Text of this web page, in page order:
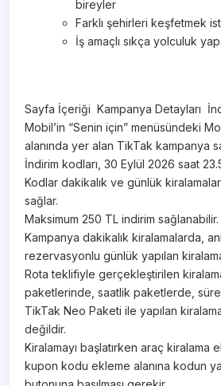
bireyler
Farklı şehirleri keşfetmek
İş amaçlı sıkça yolculuk
Sayfa İçeriği ​​​​​​​​​​​​​​​​​​​​​​​​​​ ​​​​​​​​​​​​​​​Kampanya Detayları
Mobil’in “Senin için” menüsündeki
alanında yer alan TikTak kampanya
İndirim kodları, 30 Eylül 2026 saat
Kodlar dakikalık ve günlük
sağlar.
Maksimum 250 TL indirim sağlanabilir.
Kampanya dakikalık kiralamalarda,
rezervasyonlu günlük yapılan
Rota teklifiyle gerçekleştirilen
paketlerinde, saatlik paketlerde,
TikTak Neo Paketi ile yapılan
değildir.
Kiralamayı başlatırken araç kiralama
kupon kodu ekleme alanına kodun